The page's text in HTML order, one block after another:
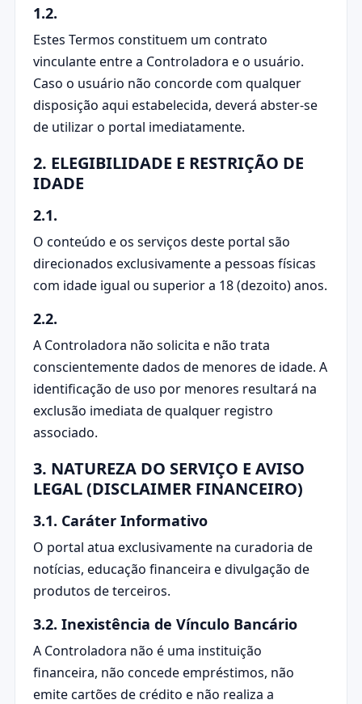
1.2.
Estes Termos constituem um contrato
vinculante entre a Controladora e o usuário.
Caso o usuário não concorde com qualquer
disposição aqui estabelecida, deverá abster-se
de utilizar o portal imediatamente.
2. ELEGIBILIDADE E RESTRIÇÃO DE
IDADE
2.1.
O conteúdo e os serviços deste portal são
direcionados exclusivamente a pessoas físicas
com idade igual ou superior a 18 (dezoito) anos.
2.2.
A Controladora não solicita e não trata
conscientemente dados de menores de idade. A
identificação de uso por menores resultará na
exclusão imediata de qualquer registro
associado.
3. NATUREZA DO SERVIÇO E AVISO
LEGAL (DISCLAIMER FINANCEIRO)
3.1. Caráter Informativo
O portal atua exclusivamente na curadoria de
notícias, educação financeira e divulgação de
produtos de terceiros.
3.2. Inexistência de Vínculo Bancário
A Controladora não é uma instituição
financeira, não concede empréstimos, não
emite cartões de crédito e não realiza a